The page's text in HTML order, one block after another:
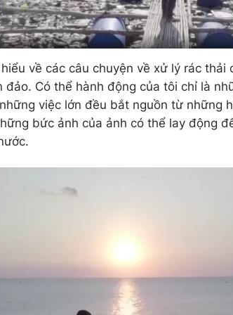
về các câu chuyện về xử lý rác thải
đảo. Có thể hành động của tôi chỉ là
việc lớn đều bắt nguồn từ những
bức ảnh của ảnh có thể lay động